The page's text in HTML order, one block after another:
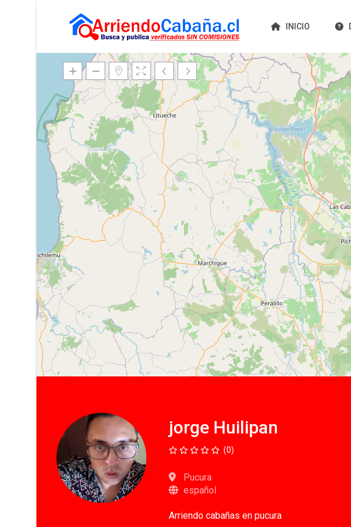
INICIO
jorge Huilipan
(0)
Pucura
español
Arriendo cabañas en pucura